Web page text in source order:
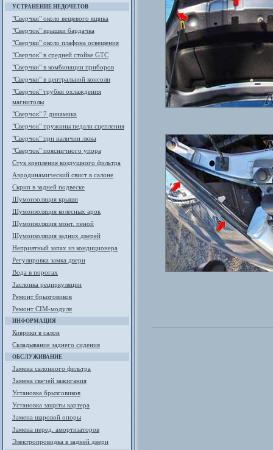
УСТРАНЕНИЕ НЕДОЧЕТОВ
"Сверчки" около вещевого ящика
"Сверчок" крышки бардачка
"Сверчки" около плафона освещения
"Сверчок" в средней стойке GTC
"Сверчки" в комбинации приборов
"Сверчки" в центральной консоли
"Сверчок" трубки охлаждения
магнитолы
"Сверчок" 7 динамика
"Сверчок" пружины педали сцепления
"Сверчок" при наличии люка
"Сверчок" поясничного упора
Стук крепления воздушного фильтра
Аэродинамический свист в салоне
Скрип в задней подвеске
Шумоизоляция крыши
Шумоизоляция колесных арок
Шумоизоляция монт. пеной
Шумоизоляция задних дверей
Неприятный запах из кондиционера
Регулировка замка двери
Вода в порогах
Заслонка рециркуляции
Ремонт брызговиков
Ремонт CIM-модуля
ИНФОРМАЦИЯ
Коврики в салон
Складывание заднего сидения
ОБСЛУЖИВАНИЕ
Замена салонного фильтра
Замена свечей зажигания
Установка брызговиков
Установка защиты картера
Замена шаровой опоры
Замена перед. амортизаторов
Электропроводка в задней двери